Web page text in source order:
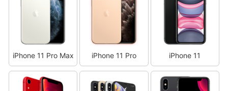
iPhone 11 Pro Max iPhone 11 Pro iPhone 11